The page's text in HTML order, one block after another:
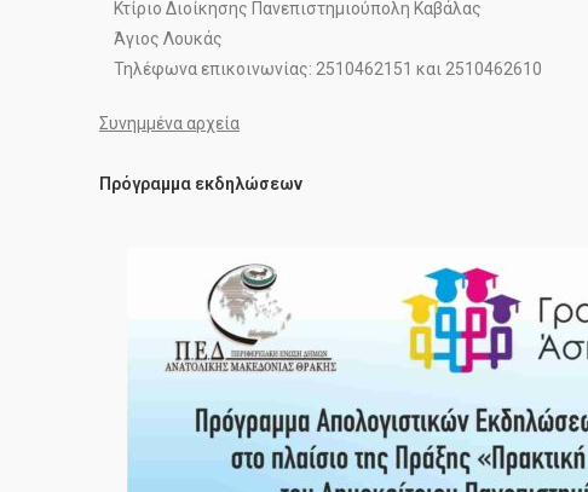
Κτίριο Διοίκησης Πανεπιστημιούπολη Καβάλας
Άγιος Λουκάς
Τηλέφωνα επικοινωνίας: 2510462151 και 2510462610
Συνημμένα αρχεία
Πρόγραμμα εκδηλώσεων